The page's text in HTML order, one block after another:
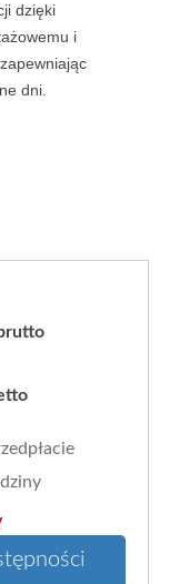
dzięki
i
dni.